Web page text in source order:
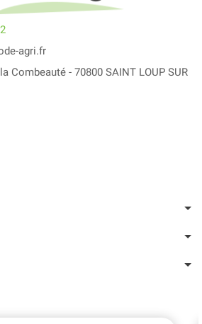
agri.fr
Combeauté - 70800 SAINT LOUP SUR